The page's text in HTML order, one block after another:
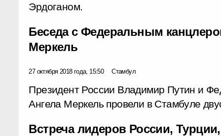
Эрдоганом.
Беседа с Федеральным
Меркель
27 октября 2018 года, 15:50 Стамбул
Президент России Владимир Путин и
Ангела Меркель провели в Стамбуле
Встреча лидеров России,